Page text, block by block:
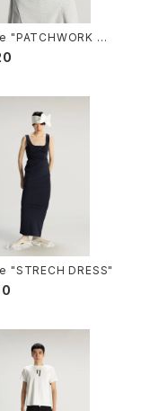
"PATCHWORK TO
"STRECH DRESS"